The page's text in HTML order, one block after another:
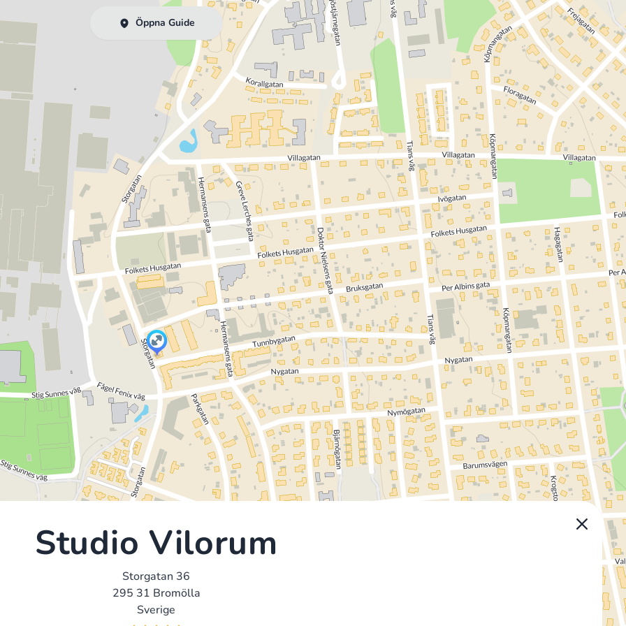
Öppna Guide
Studio Vilorum
Storgatan 36
295 31 Bromölla
Sverige